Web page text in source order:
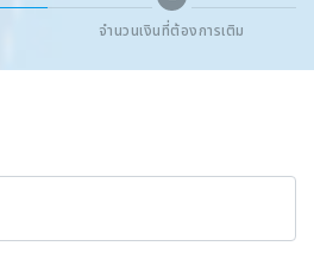
จำนวนเงินที่ต้องการเติม